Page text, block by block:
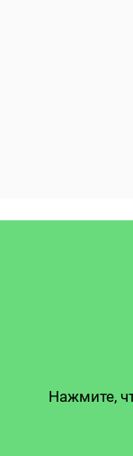
Нажмите,